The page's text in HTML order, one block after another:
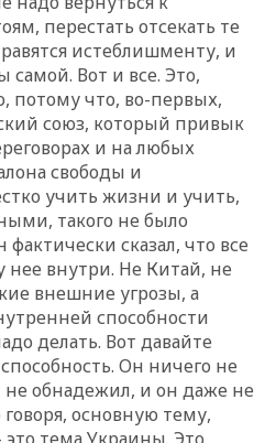
перестать отсекать те
истеблишменту, и
Вот и все. Это,
потому что, во-первых,
союз, который привык
и на любых
свободы и
учить жизни и учить,
такого не было
сказал, что все
внутри. Не Китай, не
внешние угрозы, а
способности
делать. Вот давайте
Он ничего не
обнадежил, и он даже не
основную тему,